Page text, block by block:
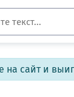
сайт и